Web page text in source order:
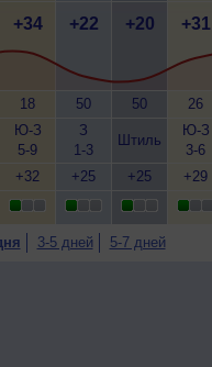
+34
18
Ю-З
5-9
+32
+22
50
З
1-3
+25
+20
50
Штиль
+25
+31
26
Ю-З
3-6
+29
3-5 дней 5-7 дней